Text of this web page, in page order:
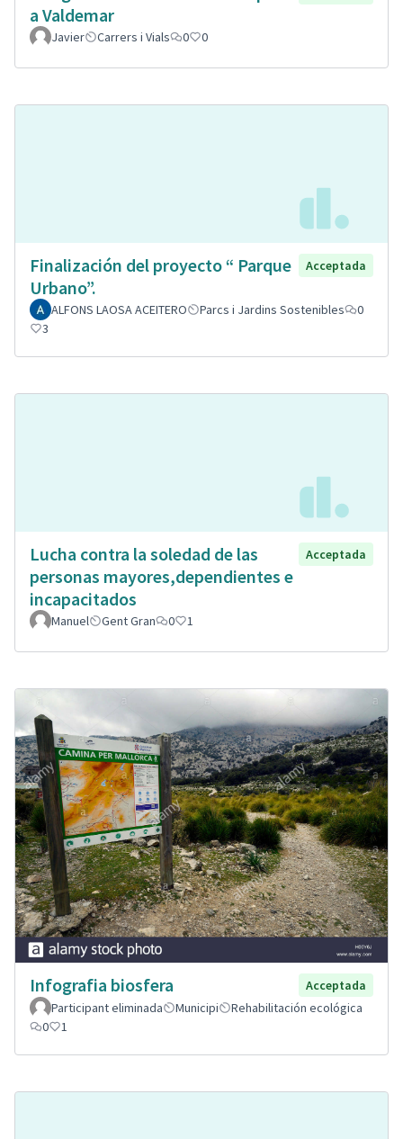
a Valdemar
Javier Carrers i Vials 0 0
Finalización del proyecto “ Parque
Urbano”.
Acceptada
ALFONS LAOSA ACEITERO Parcs i Jardins Sostenibles
0
3
Lucha contra la soledad de las
personas mayores,dependientes e
incapacitados
Acceptada
Manuel Gent Gran 0 1
Infografia biosfera
Acceptada
Participant eliminada
Municipi
Rehabilitación ecológica
0
1